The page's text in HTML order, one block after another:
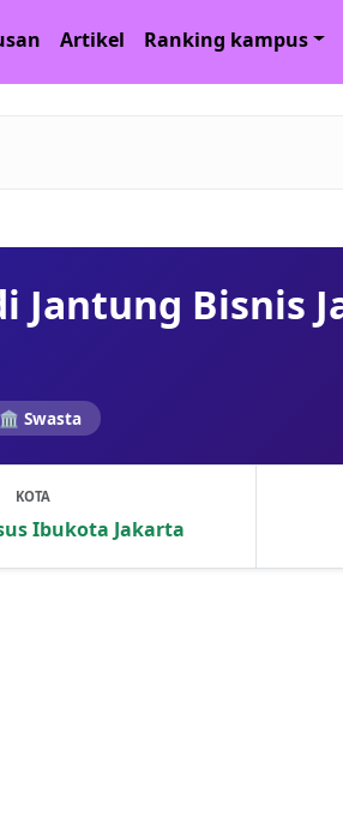
Artikel Ranking kampus
Jantung Bisnis
🏛️ Swasta
KOTA
Ibukota Jakarta